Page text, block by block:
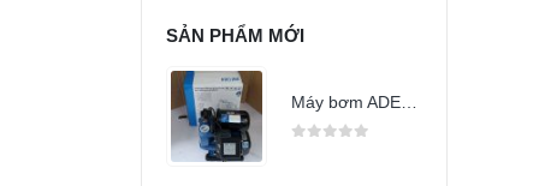
SẢN PHẨM MỚI